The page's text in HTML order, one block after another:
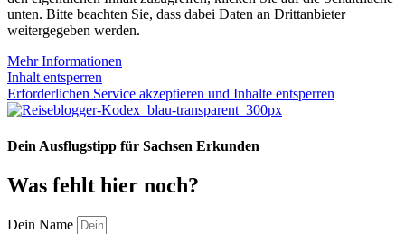
unten. Bitte beachten Sie, dass dabei Daten an Drittanbieter
weitergegeben werden.
Mehr Informationen
Inhalt entsperren
Erforderlichen Service akzeptieren und Inhalte entsperren
Dein Ausflugstipp für Sachsen Erkunden
Was fehlt hier noch?
Dein Name